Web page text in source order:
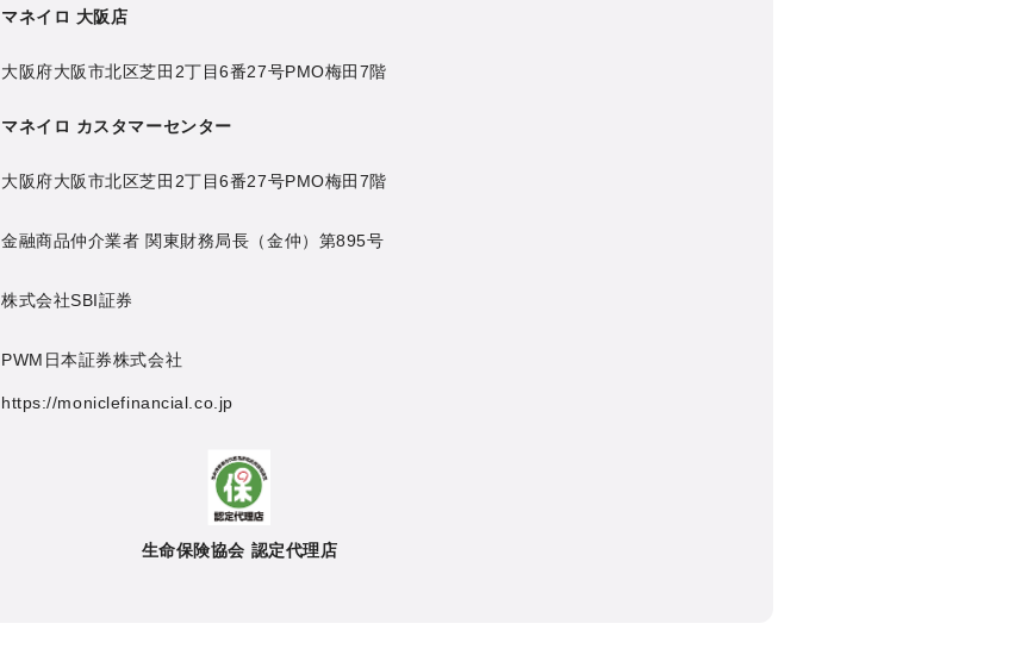
マネイロ 大阪店
大阪府大阪市北区芝田2丁目6番27号PMO梅田7階
マネイロ カスタマーセンター
大阪府大阪市北区芝田2丁目6番27号PMO梅田7階
金融商品仲介業者 関東財務局長（金仲）第895号
株式会社SBI証券
PWM日本証券株式会社
https://moniclefinancial.co.jp
生命保険協会 認定代理店